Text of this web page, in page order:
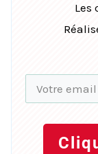
Les